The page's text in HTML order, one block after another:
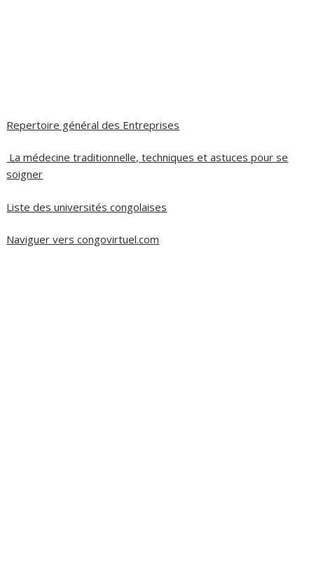
Repertoire général des Entreprises
La médecine traditionnelle, techniques et astuces pour se
soigner
Liste des universités congolaises
Naviguer vers congovirtuel.com